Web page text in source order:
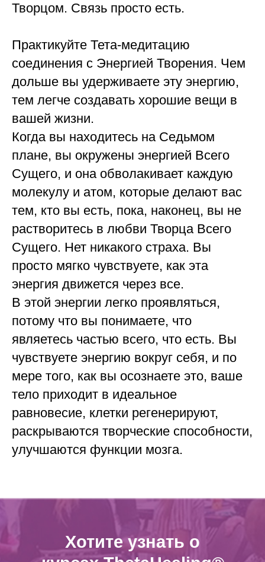
Творцом. Связь просто есть.
Практикуйте Тета-медитацию
соединения с Энергией Творения. Чем
дольше вы удерживаете эту энергию,
тем легче создавать хорошие вещи в
вашей жизни.
Когда вы находитесь на Седьмом
плане, вы окружены энергией Всего
Сущего, и она обволакивает каждую
молекулу и атом, которые делают вас
тем, кто вы есть, пока, наконец, вы не
растворитесь в любви Творца Всего
Сущего. Нет никакого страха. Вы
просто мягко чувствуете, как эта
энергия движется через все.
В этой энергии легко проявляться,
потому что вы понимаете, что
являетесь частью всего, что есть. Вы
чувствуете энергию вокруг себя, и по
мере того, как вы осознаете это, ваше
тело приходит в идеальное
равновесие, клетки регенерируют,
раскрываются творческие способности,
улучшаются функции мозга.
Хотите узнать о